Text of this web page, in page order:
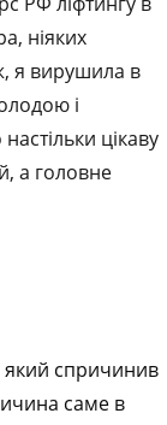
ніяких
я вирушила в
і
цікаву
а головне
який спричинив
саме в